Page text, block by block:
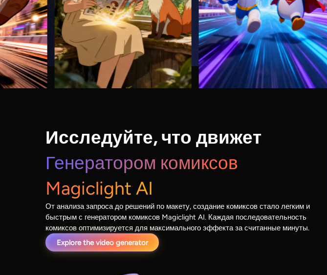
Исследуйте, что движет
Генератором комиксов
Magiclight AI
От анализа запроса до решений по макету, создание комиксов стало легким и
быстрым с генератором комиксов Magiclight AI. Каждая последовательность
комиксов оптимизируется для максимального эффекта за считанные минуты.
Explore the video generator